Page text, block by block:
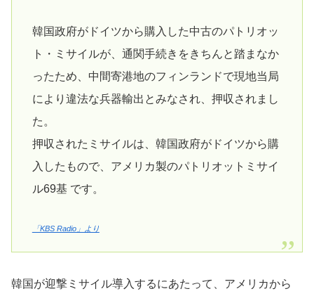
韓国政府がドイツから購入した中古のパトリオッ
ト・ミサイルが、通関手続きをきちんと踏まなか
ったため、中間寄港地のフィンランドで現地当局
により違法な兵器輸出とみなされ、押収されまし
た。
押収されたミサイルは、韓国政府がドイツから購
入したもので、アメリカ製のパトリオットミサイ
ル69基 です。
「KBS Radio」より
韓国が迎撃ミサイル導入するにあたって、アメリカから